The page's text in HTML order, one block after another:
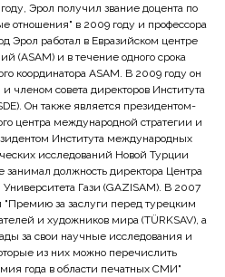
Эрол получил звание доцента по
отношения" в 2009 году и профессора
Эрол работал в Евразийском центре
(ASAM) и в течение одного срока
координатора ASAM. В 2009 году он
членом совета директоров Института
Он также является президентом-
центра международной стратегии и
Института международных
исследований Новой Турции
занимал должность директора Центра
Гази (GAZISAM). В 2007
"Премию за заслуги перед турецким
и художников мира (TÜRKSAV), а
за свои научные исследования и
из них можно перечислить
года в области печатных СМИ"